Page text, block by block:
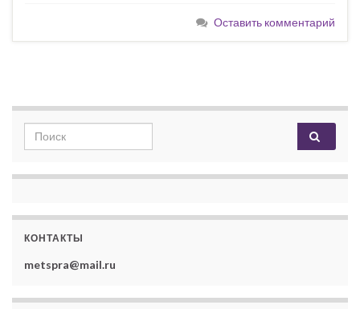
Оставить комментарий
Search for:
КОНТАКТЫ
metspra@mail.ru